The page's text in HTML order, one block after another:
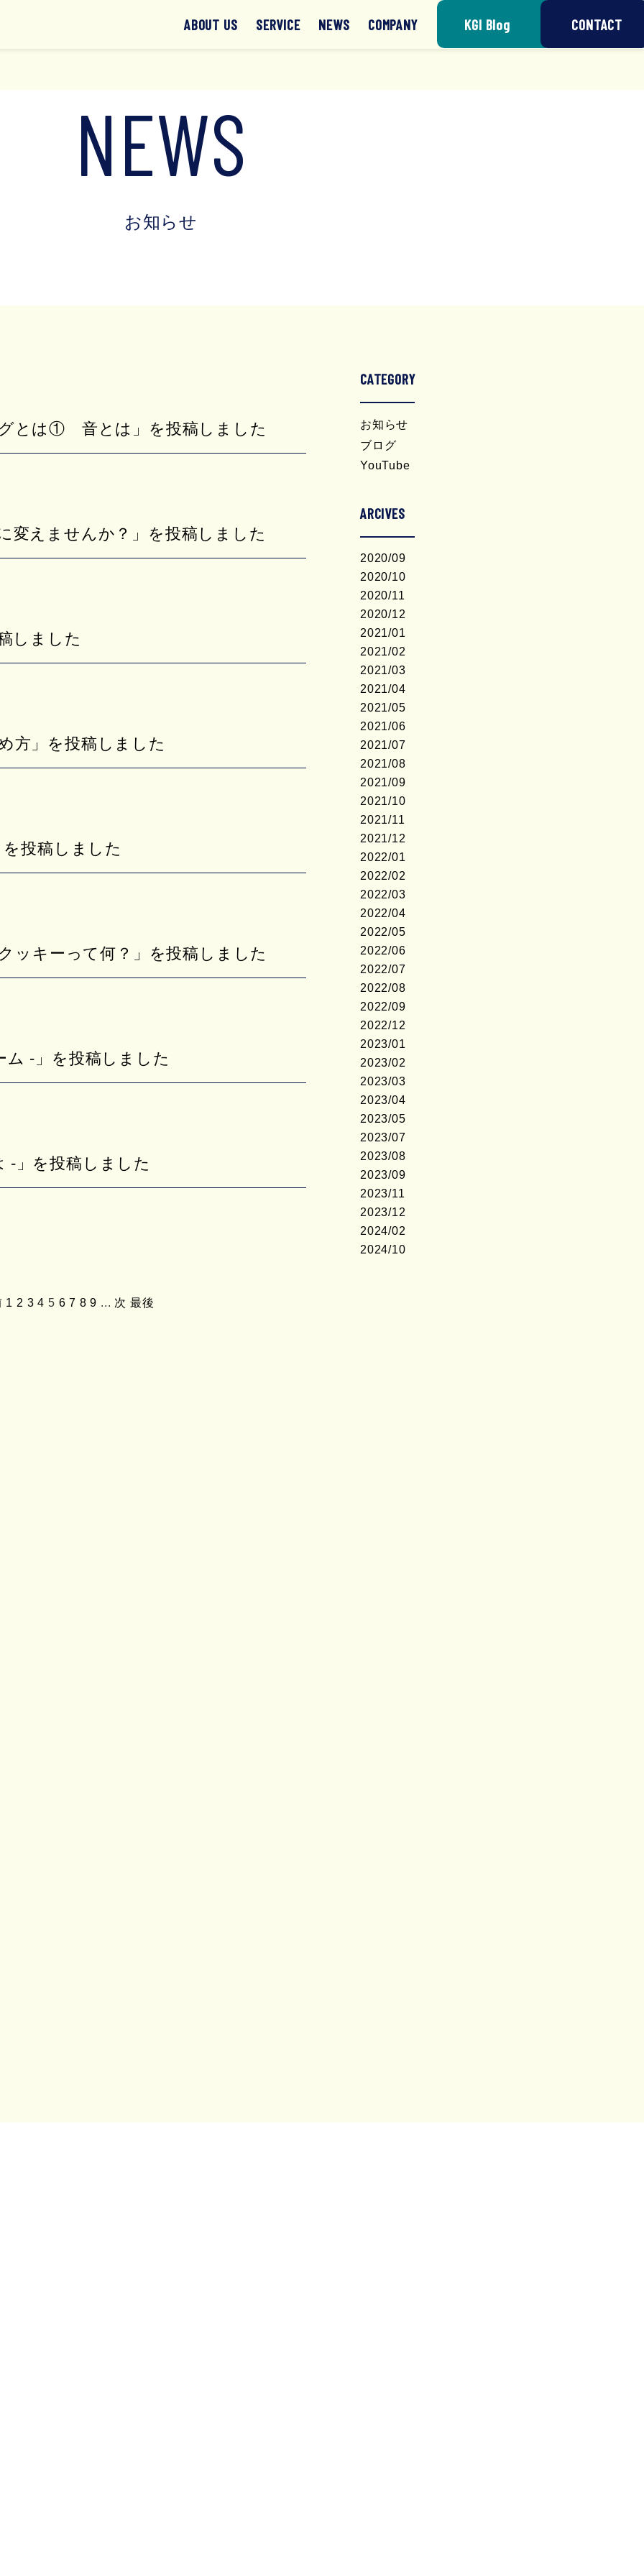
ABOUT US SERVICE NEWS COMPANY KGI Blog CONTACT
NEWS
お知らせ
とは① 音とは」を投稿しました
変えませんか？」を投稿しました
しました
方」を投稿しました
投稿しました
ッキーって何？」を投稿しました
ム -」を投稿しました
-」を投稿しました
1 2 3 4 5 6 7 8 9 ... 次 最後
CATEGORY
お知らせ
ブログ
YouTube
ARCIVES
2020/09
2020/10
2020/11
2020/12
2021/01
2021/02
2021/03
2021/04
2021/05
2021/06
2021/07
2021/08
2021/09
2021/10
2021/11
2021/12
2022/01
2022/02
2022/03
2022/04
2022/05
2022/06
2022/07
2022/08
2022/09
2022/12
2023/01
2023/02
2023/03
2023/04
2023/05
2023/07
2023/08
2023/09
2023/11
2023/12
2024/02
2024/10